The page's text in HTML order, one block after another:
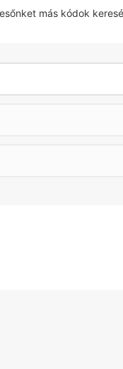
más kódok